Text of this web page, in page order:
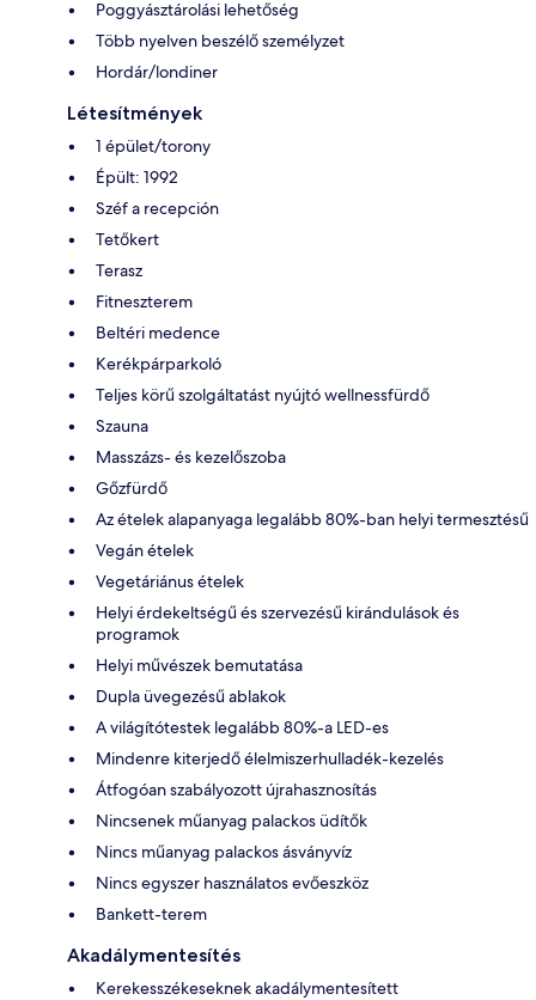
Poggyásztárolási lehetőség
Több nyelven beszélő személyzet
Hordár/londiner
Létesítmények
1 épület/torony
Épült: 1992
Széf a recepción
Tetőkert
Terasz
Fitneszterem
Beltéri medence
Kerékpárparkoló
Teljes körű szolgáltatást nyújtó wellnessfürdő
Szauna
Masszázs- és kezelőszoba
Gőzfürdő
Az ételek alapanyaga legalább 80%-ban helyi termesztésű
Vegán ételek
Vegetáriánus ételek
Helyi érdekeltségű és szervezésű kirándulások és
programok
Helyi művészek bemutatása
Dupla üvegezésű ablakok
A világítótestek legalább 80%-a LED-es
Mindenre kiterjedő élelmiszerhulladék-kezelés
Átfogóan szabályozott újrahasznosítás
Nincsenek műanyag palackos üdítők
Nincs műanyag palackos ásványvíz
Nincs egyszer használatos evőeszköz
Bankett-terem
Akadálymentesítés
Kerekesszékeseknek akadálymentesített